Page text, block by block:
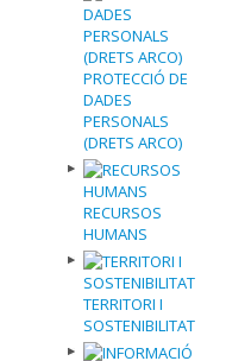
PROTECCIÓ DE
DADES
PERSONALS
(DRETS ARCO)
RECURSOS
HUMANS
TERRITORI I
SOSTENIBILITAT